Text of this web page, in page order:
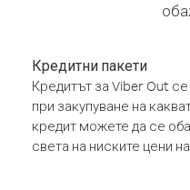
Кредитни пакети
Кредитът за Viber Out
при закупуване на
кредит можете да се
света на ниските цени